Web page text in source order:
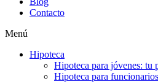
Contacto
Menú
Hipoteca
Hipoteca para jóvenes: tu
Hipoteca para